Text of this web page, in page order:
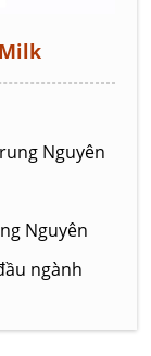
Nguyên
Nguyên
ngành